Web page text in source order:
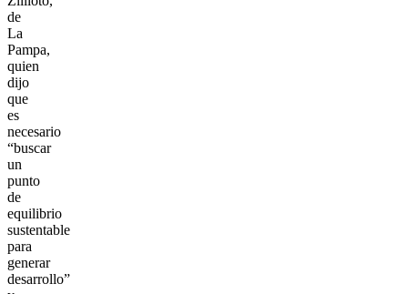
de
La
Pampa,
quien
dijo
que
es
necesario
“buscar
un
punto
de
equilibrio
sustentable
para
generar
desarrollo”